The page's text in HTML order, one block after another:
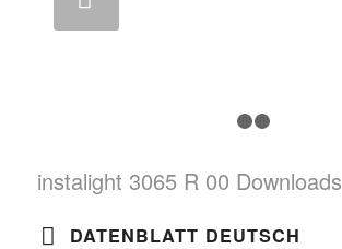
instalight 3065 R 00 Downloads
DATENBLATT DEUTSCH